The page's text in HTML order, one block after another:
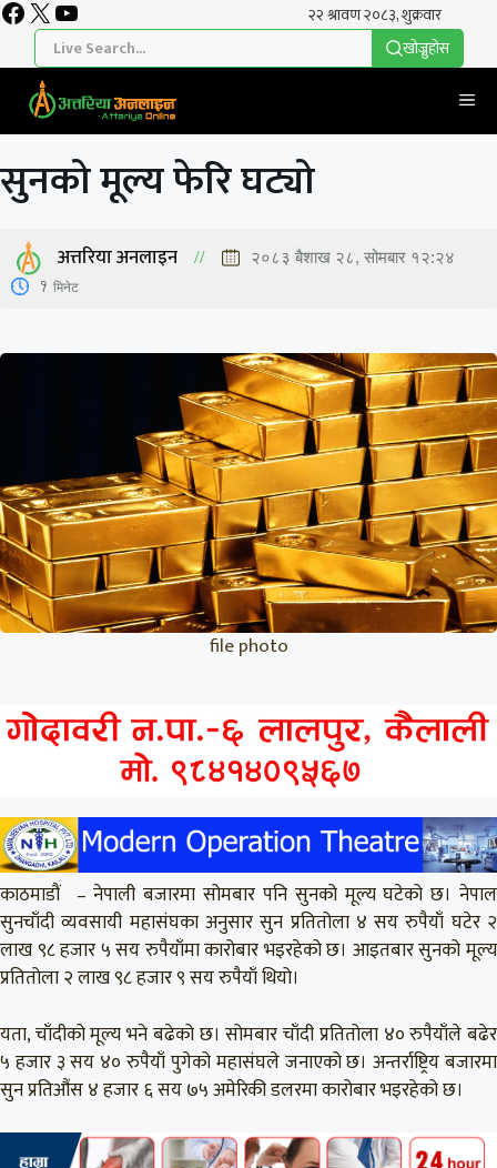
Skip
content
Facebook
X YouTube
खाेज्नुहाेस
सुनको मूल्य फेरि घट्यो
अत्तरिया अनलाइन २०८३ बैशाख २८, सोमबार १२:२४
1 मिनेट
file photo
काठमाडौं – नेपाली बजारमा सोमबार पनि सुनको मूल्य घटेको छ। नेपाल
सुनचाँदी व्यवसायी महासंघका अनुसार सुन प्रतितोला ४ सय रुपैयाँ घटेर २
लाख ९८ हजार ५ सय रुपैयाँमा कारोबार भइरहेको छ। आइतबार सुनको मूल्य
प्रतितोला २ लाख ९८ हजार ९ सय रुपैयाँ थियो।
यता, चाँदीको मूल्य भने बढेको छ। सोमबार चाँदी प्रतितोला ४० रुपैयाँले बढेर
५ हजार ३ सय ४० रुपैयाँ पुगेको महासंघले जनाएको छ। अन्तर्राष्ट्रिय बजारमा
सुन प्रतिऔंस ४ हजार ६ सय ७५ अमेरिकी डलरमा कारोबार भइरहेको छ।